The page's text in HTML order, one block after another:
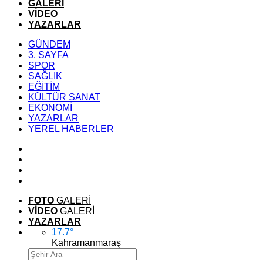
GALERİ
VİDEO
YAZARLAR
GÜNDEM
3. SAYFA
SPOR
SAĞLIK
EĞİTİM
KÜLTÜR SANAT
EKONOMİ
YAZARLAR
YEREL HABERLER
FOTO GALERİ
VİDEO GALERİ
YAZARLAR
17.7°
Kahramanmaraş